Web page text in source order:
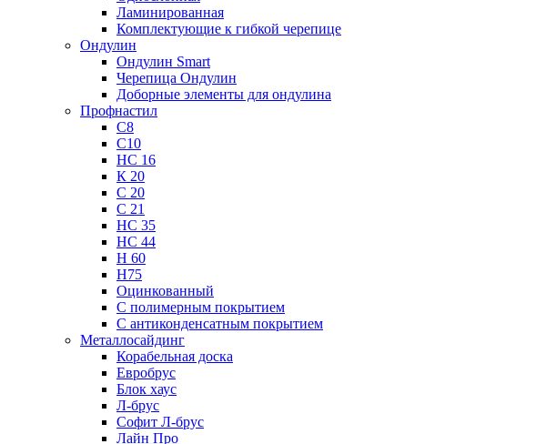
Ламинированная
Комплектующие к гибкой черепице
Ондулин
Ондулин Smart
Черепица Ондулин
Доборные элементы для ондулина
Профнастил
С8
С10
НС 16
К 20
С 20
С 21
НС 35
НС 44
Н 60
Н75
Оцинкованный
С полимерным покрытием
С антиконденсатным покрытием
Металлосайдинг
Корабельная доска
Евробрус
Блок хаус
Л-брус
Софит Л-брус
Лайн Про